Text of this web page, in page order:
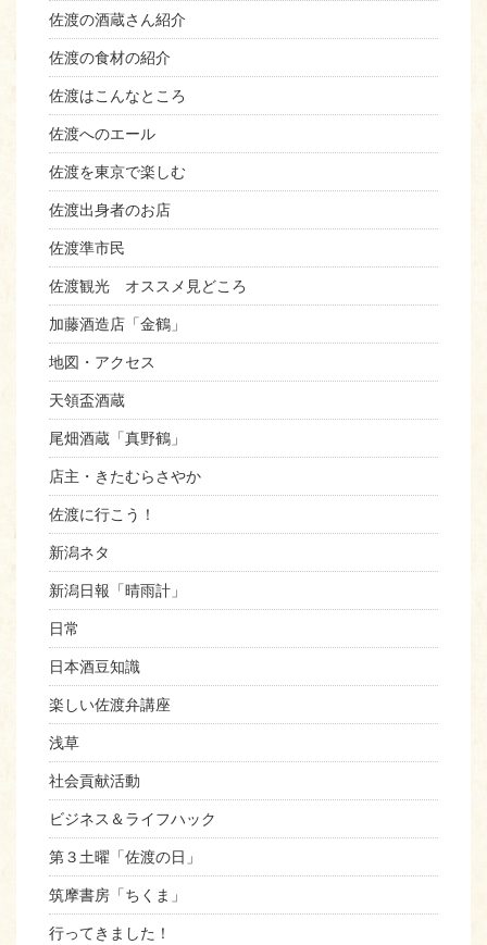
佐渡の酒蔵さん紹介
佐渡の食材の紹介
佐渡はこんなところ
佐渡へのエール
佐渡を東京で楽しむ
佐渡出身者のお店
佐渡準市民
佐渡観光 オススメ見どころ
加藤酒造店「金鶴」
地図・アクセス
天領盃酒蔵
尾畑酒蔵「真野鶴」
店主・きたむらさやか
佐渡に行こう！
新潟ネタ
新潟日報「晴雨計」
日常
日本酒豆知識
楽しい佐渡弁講座
浅草
社会貢献活動
ビジネス＆ライフハック
第３土曜「佐渡の日」
筑摩書房「ちくま」
行ってきました！